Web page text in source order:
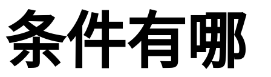
条件有哪